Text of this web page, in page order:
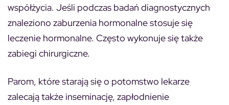
współżycia. Jeśli podczas badań diagnostycznych
znaleziono zaburzenia hormonalne stosuje się
leczenie hormonalne. Często wykonuje się także
zabiegi chirurgiczne.
Parom, które starają się o potomstwo lekarze
zalecają także inseminację, zapłodnienie